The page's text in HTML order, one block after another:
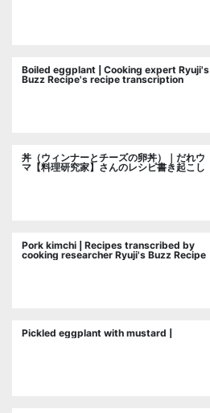
Boiled eggplant | Cooking expert Ryuji's
Buzz Recipe's recipe transcription
丼（ウィンナーとチーズの卵丼）｜だれウ
マ【料理研究家】さんのレシピ書き起こし
Pork kimchi | Recipes transcribed by
cooking researcher Ryuji's Buzz Recipe
Pickled eggplant with mustard |